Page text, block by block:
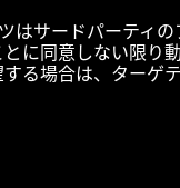
はサードパーティ
に同意しない限り
る場合は、ターゲ